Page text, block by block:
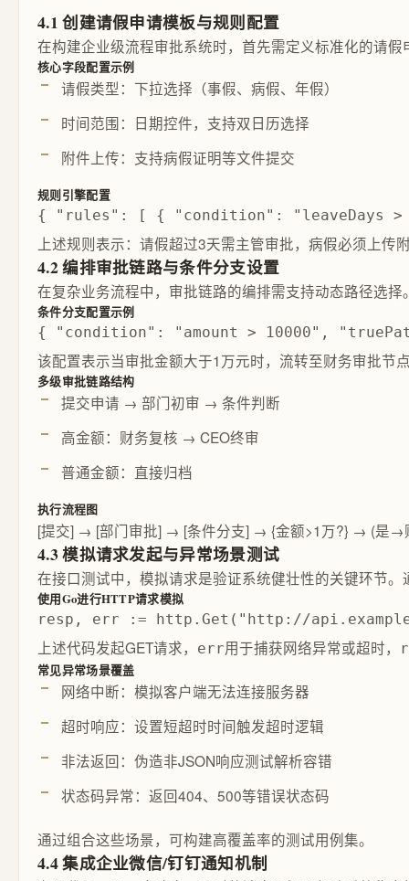
4.1 创建请假申请模板与规则配置
在构建企业级流程审批系统时，首先需定义标准化的请假
核心字段配置示例
请假类型：下拉选择（事假、病假、年假）
时间范围：日期控件，支持双日历选择
附件上传：支持病假证明等文件提交
规则引擎配置
{ "rules": [ { "condition": "leaveDays >
上述规则表示：请假超过3天需主管审批，病假必须上
4.2 编排审批链路与条件分支设置
在复杂业务流程中，审批链路的编排需支持动态路径选
条件分支配置示例
{ "condition": "amount > 10000",
该配置表示当审批金额大于1万元时，流转至财务审批节
多级审批链路结构
提交申请 → 部门初审 → 条件判断
高金额：财务复核 → CEO终审
普通金额：直接归档
执行流程图
[提交] → [部门审批] → [条件分支] → {金额>1万?} → (是
4.3 模拟请求发起与异常场景测试
在接口测试中，模拟请求是验证系统健壮性的关键环节
使用Go进行HTTP请求模拟
resp, err := http.Get("http://
上述代码发起GET请求， err用于捕获网络异常或超时，
常见异常场景覆盖
网络中断：模拟客户端无法连接服务器
超时响应：设置短超时时间触发超时逻辑
非法返回：伪造非JSON响应测试解析容错
状态码异常：返回404、500等错误状态码
通过组合这些场景，可构建高覆盖率的测试用例集。
4.4 集成企业微信/钉钉通知机制